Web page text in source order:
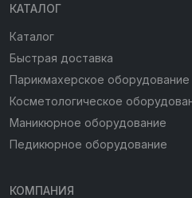
КАТАЛОГ
Каталог
Быстрая доставка
Парикмахерское оборудование
Косметологическое
Маникюрное оборудование
Педикюрное оборудование
КОМПАНИЯ